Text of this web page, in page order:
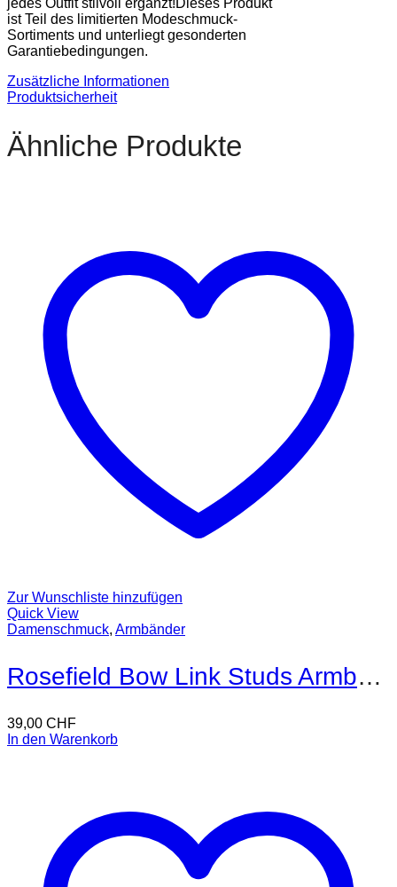
ist Teil des limitierten Modeschmuck-
Sortiments und unterliegt gesonderten
Garantiebedingungen.
Zusätzliche Informationen
Produktsicherheit
Ähnliche Produkte
Zur Wunschliste hinzufügen
Quick View
Damenschmuck, Armbänder
Rosefield Bow Link Studs Armband
39,00 CHF
In den Warenkorb